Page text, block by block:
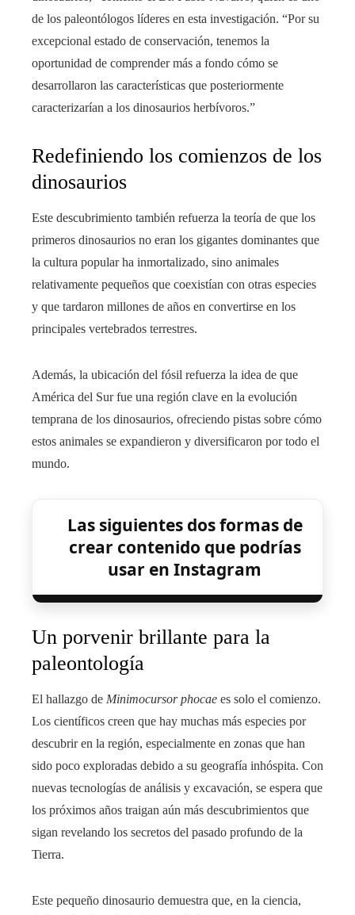
de los paleontólogos líderes en esta investigación. “Por su
excepcional estado de conservación, tenemos la
oportunidad de comprender más a fondo cómo se
desarrollaron las características que posteriormente
caracterizarían a los dinosaurios herbívoros.”
Redefiniendo los comienzos de los
dinosaurios
Este descubrimiento también refuerza la teoría de que los
primeros dinosaurios no eran los gigantes dominantes que
la cultura popular ha inmortalizado, sino animales
relativamente pequeños que coexistían con otras especies
y que tardaron millones de años en convertirse en los
principales vertebrados terrestres.
Además, la ubicación del fósil refuerza la idea de que
América del Sur fue una región clave en la evolución
temprana de los dinosaurios, ofreciendo pistas sobre cómo
estos animales se expandieron y diversificaron por todo el
mundo.
Las siguientes dos formas de
crear contenido que podrías
usar en Instagram
Un porvenir brillante para la
paleontología
El hallazgo de Minimocursor phocae es solo el comienzo.
Los científicos creen que hay muchas más especies por
descubrir en la región, especialmente en zonas que han
sido poco exploradas debido a su geografía inhóspita. Con
nuevas tecnologías de análisis y excavación, se espera que
los próximos años traigan aún más descubrimientos que
sigan revelando los secretos del pasado profundo de la
Tierra.
Este pequeño dinosaurio demuestra que, en la ciencia,